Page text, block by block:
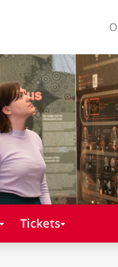
Tickets